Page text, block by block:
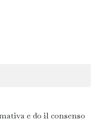
e do il consenso